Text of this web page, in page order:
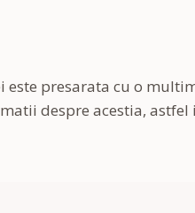
este presarata cu o
despre acestia,